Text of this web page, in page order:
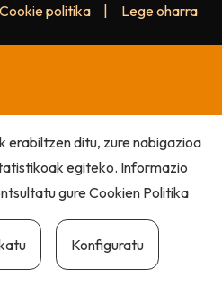
Cookie politika Lege oharra
erabiltzen ditu, zure nabigazioa
egiteko. Informazio
gureCookien Politika
Konfiguratu